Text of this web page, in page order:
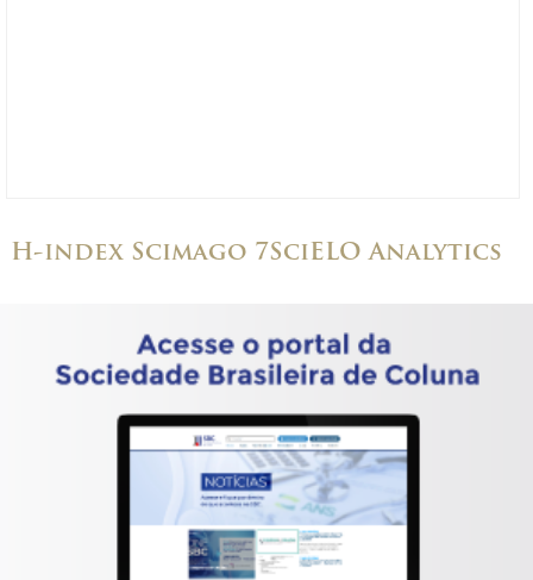
H-index Scimago 7SciELO Analytics